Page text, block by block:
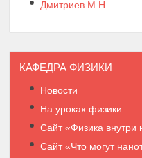
Дмитриев М.Н.
КАФЕДРА ФИЗИКИ
Новости
На уроках физики
Сайт «Физика внутри
Сайт «Что могут